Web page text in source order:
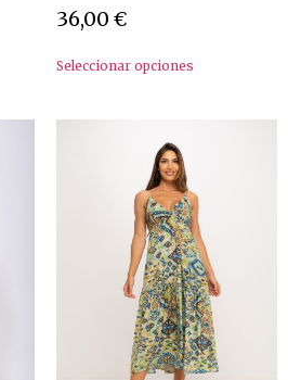
36,00 €
Seleccionar opciones